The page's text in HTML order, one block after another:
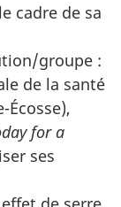
cadre de sa
groupe :
de la santé
Écosse),
for a
ses